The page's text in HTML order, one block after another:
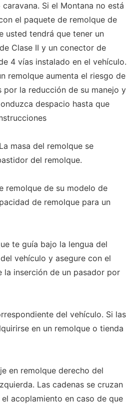
caravana. Si el Montana no está
el paquete de remolque de
usted tendrá que tener un
Clase II y un conector de
4 vías instalado en el vehículo.
remolque aumenta el riesgo de
por la reducción de su manejo y
despacio hasta que
masa del remolque se
del remolque.
remolque de su modelo de
de remolque para un
te guía bajo la lengua del
vehículo y asegure con el
la inserción de un pasador por
del vehículo. Si las
en un remolque o tienda
en remolque derecho del
Las cadenas se cruzan
acoplamiento en caso de que